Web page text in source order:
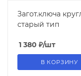
Загот.ключа
старый тип
1 380 ₽/шт
В КОРЗИНУ